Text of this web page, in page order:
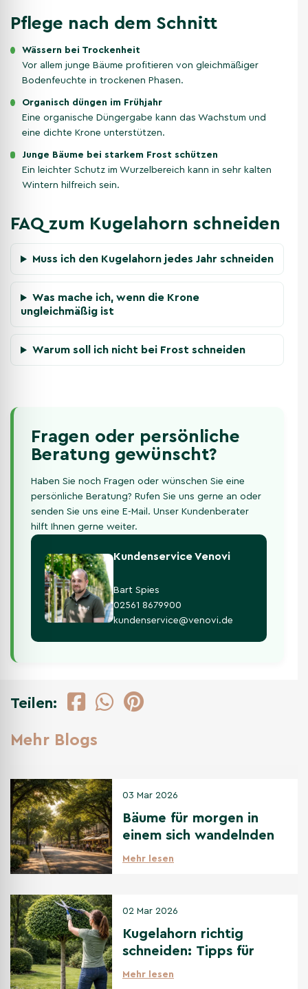
Pflege nach dem Schnitt
Wässern bei Trockenheit
Vor allem junge Bäume profitieren von gleichmäßiger
Bodenfeuchte in trockenen Phasen.
Organisch düngen im Frühjahr
Eine organische Düngergabe kann das Wachstum und
eine dichte Krone unterstützen.
Junge Bäume bei starkem Frost schützen
Ein leichter Schutz im Wurzelbereich kann in sehr kalten
Wintern hilfreich sein.
FAQ zum Kugelahorn schneiden
Muss ich den Kugelahorn jedes Jahr schneiden
Was mache ich, wenn die Krone
ungleichmäßig ist
Warum soll ich nicht bei Frost schneiden
Fragen oder persönliche
Beratung gewünscht?
Haben Sie noch Fragen oder wünschen Sie eine
persönliche Beratung? Rufen Sie uns gerne an oder
senden Sie uns eine E-Mail. Unser Kundenberater
hilft Ihnen gerne weiter.
Kundenservice Venovi
Bart Spies
02561 8679900
kundenservice@venovi.de
Teilen:
Mehr Blogs
03 Mar 2026
Bäume für morgen in
einem sich wandelnden
Klima
Mehr lesen
02 Mar 2026
Kugelahorn richtig
schneiden: Tipps für
den perfekten
Mehr lesen